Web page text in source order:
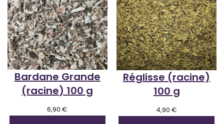
Bardane Grande
(racine) 100 g
6,90€
Réglisse (racine)
100 g
4,90€